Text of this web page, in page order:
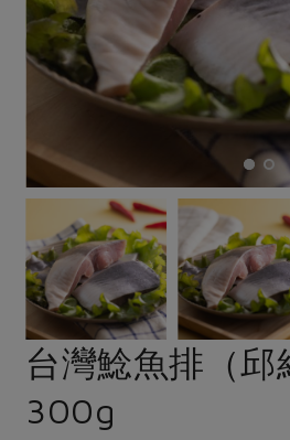
水畜加工品
調理食材・點心
烘焙
休閒零嘴 沖泡
保健食品
居家好物
美妝保養 個人
家庭清潔 織品
日用品
料理方式
烘焙．點心
湯品．鍋物
漬物
涼拌沙拉
飲品
主題食譜
異國料理
傳到心坎裡，誠心又澎派
合作25-經典快閃最後一週
合作25-精選產品第四彈
議題活動
主婦聯盟X樂齡網特約優惠案
30%rPET紅烏龍茶
2024農業發展計畫年度報告
更多議題活動
廚房瑜伽
關注議題
惜食
非基改運動 支持
廢核運動 能源
減添加物 減塑
公益金 食農
更多議題
生活者e週報
綠主張月刊
產品檢驗
自主把關
硝酸鹽檢驗
社員權益
合作社法規
社務專區
選舉專區
台灣鯰魚排（邱
300g